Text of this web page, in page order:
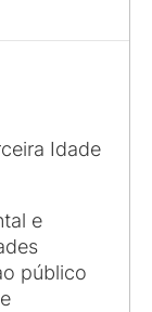
Idade
e
público